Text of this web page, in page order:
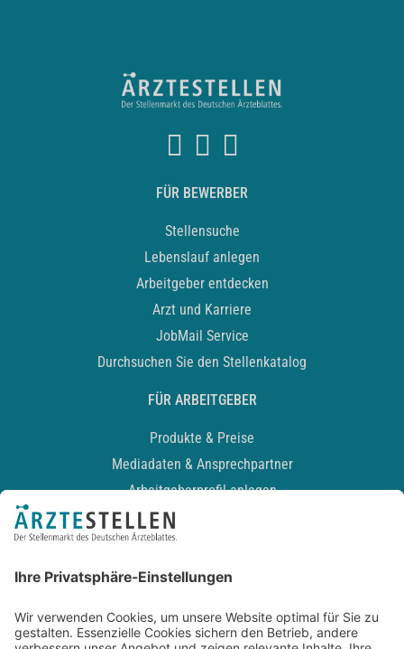
FÜR BEWERBER
Stellensuche
Lebenslauf anlegen
Arbeitgeber entdecken
Arzt und Karriere
JobMail Service
Durchsuchen Sie den Stellenkatalog
FÜR ARBEITGEBER
Produkte & Preise
Mediadaten & Ansprechpartner
Arbeitgeberprofil anlegen
Recruiting-Podcast
Kontakt
Datenschutz